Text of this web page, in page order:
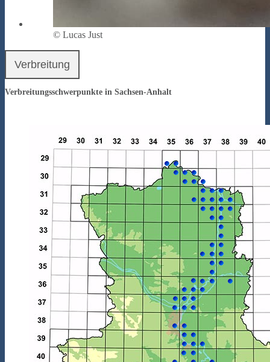
© Lucas Just
Verbreitung
Verbreitungsschwerpunkte in Sachsen-Anhalt